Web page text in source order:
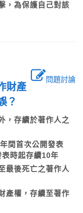
，為保護自己對該
問題討論
財產
？
，存續於著作人之
間首次公開發表
表時起存續10年
最後死亡之著作人
產權，存續至著作